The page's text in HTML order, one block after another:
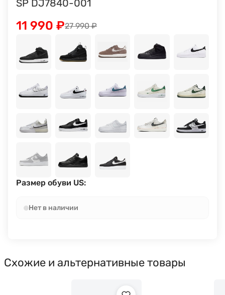
SP DJ7840-001
27 990₽
11 990 ₽
Размер обуви US:
Нет в наличии
Схожие и альтернативные товары